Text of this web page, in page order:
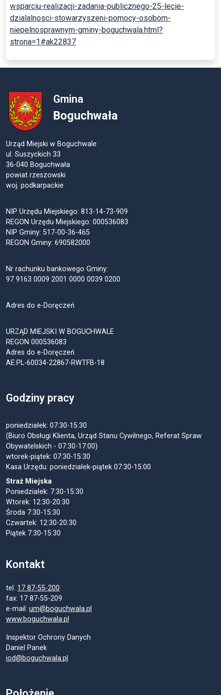
wsparciu-realizacji-zadania-publicznego-25-lecie-
dzialalnosci-stowarzyszeni-pomocy-osobom-
niepelnosprawnym-gminy-boguchwala.html?
strona=1#ak22837
Gmina
Boguchwała
Urząd Miejski w Boguchwale
ul. Suszyckich 33
36-040 Boguchwała
powiat rzeszowski
woj. podkarpackie
NIP Urzędu Miejskiego: 813-14-73-909
REGON Urzędu Miejskiego: 000536083
NIP Gminy: 517-00-36-465
REGON Gminy: 690582000
Nr rachunku bankowego Gminy:
97 9163 0009 2001 0000 0039 0200
Adres do e-Doręczeń
URZĄD MIEJSKI W BOGUCHWALE
REGON 000536083
Adres do e-Doręczeń
AE:PL-60034-22867-RWTFB-18
Godziny pracy
poniedziałek: 07:30-15:30
(Biuro Obsługi Klienta, Urząd Stanu Cywilnego, Referat Spraw
Obywatelskich - 07:30-17:00)
wtorek-piątek: 07:30-15:30
Kasa Urzędu: poniedziałek-piątek 07:30-15:00
Straż Miejska
Poniedziałek: 7:30-15:30
Wtorek: 12:30-20:30
Środa 7:30-15:30
Czwartek: 12:30-20:30
Piątek 7:30-15:30
Kontakt
tel. 17 87-55-200
fax: 17 87-55-209
e-mail: um@boguchwala.pl
www.boguchwala.pl
Inspektor Ochrony Danych
Daniel Panek
iod@boguchwala.pl